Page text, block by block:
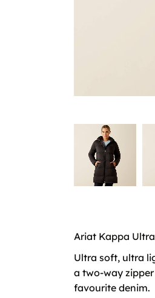
Ariat Kappa
Ultra soft, ultra
a two-way
favourite denim.